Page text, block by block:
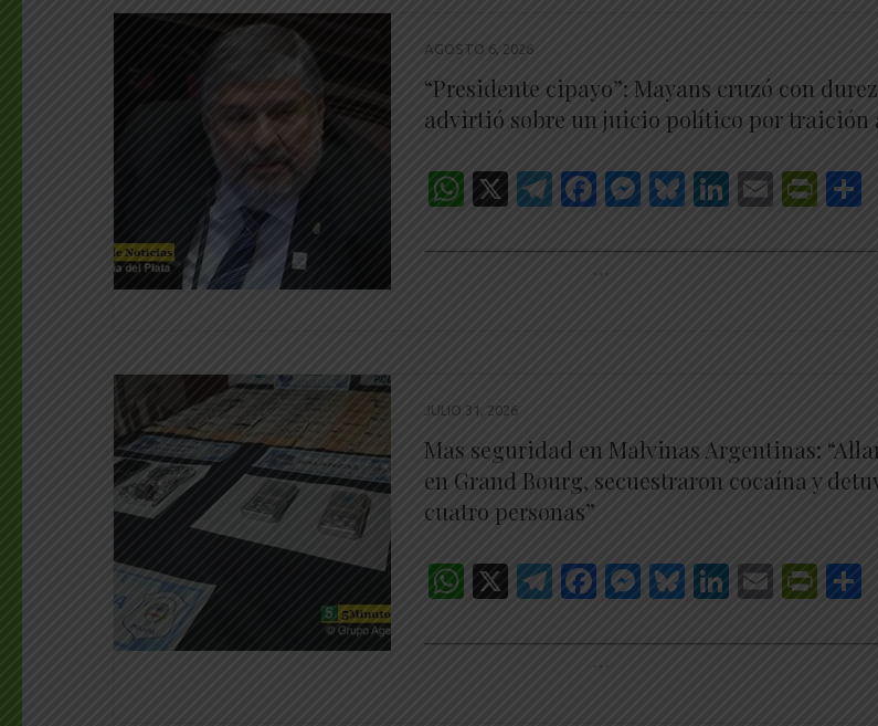
AGOSTO 6, 2026
“Presidente cipayo”: Mayans cruzó con
advirtió sobre un juicio político por traición
WhatsApp
X Telegram
Facebook
Messenger
Bluesky
LinkedIn
Email
…
JULIO 31, 2026
Mas seguridad en Malvinas Argentinas:
en Grand Bourg, secuestraron cocaína y
cuatro personas”
WhatsApp
X Telegram
Facebook
Messenger
Bluesky
LinkedIn
Email
…